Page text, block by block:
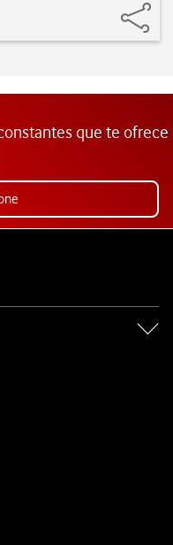
que te ofrece
Vodafone